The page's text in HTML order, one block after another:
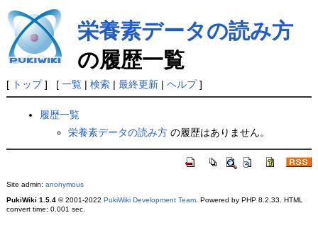
栄養素データの読み方
の履歴一覧
[ トップ] [ 一覧| 検索| 最終更新| ヘルプ]
履歴一覧
栄養素データの読み方 の履歴はありません。
Site admin: anonymous
PukiWiki 1.5.4© 2001-2022 PukiWiki Development Team. Powered by PHP 8.2.33. HTML
convert time: 0.001 sec.